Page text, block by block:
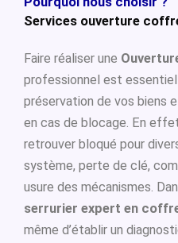
Services ouverture
Faire réaliser une
professionnel est essentiel
préservation de vos biens
en cas de blocage. En
retrouver bloqué pour
système, perte de clé,
usure des mécanismes.
serrurier expert en
même d’établir un